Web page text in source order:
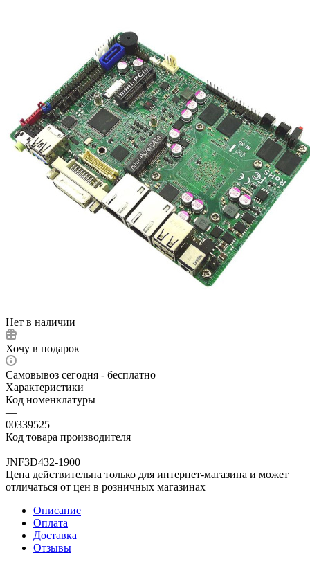
Нет в наличии
Хочу в подарок
Самовывоз сегодня - бесплатно
Характеристики
Код номенклатуры
—
00339525
Код товара производителя
—
JNF3D432-1900
Цена действительна только для интернет-магазина и может
отличаться от цен в розничных магазинах
Описание
Оплата
Доставка
Отзывы